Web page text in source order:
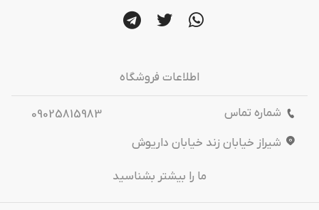
اطلاعات فروشگاه
شماره تماس
09025815983
شیراز خیابان زند خیابان داریوش
ما را بیشتر بشناسید